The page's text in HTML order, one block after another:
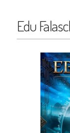
Edu